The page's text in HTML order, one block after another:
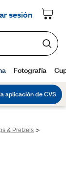
& Pretzels >